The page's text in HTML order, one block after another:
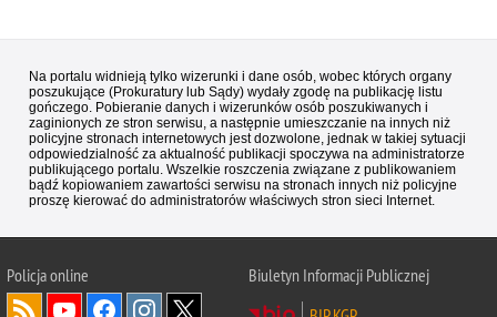
Na portalu widnieją tylko wizerunki i dane osób, wobec których organy
poszukujące (Prokuratury lub Sądy) wydały zgodę na publikację listu
gończego. Pobieranie danych i wizerunków osób poszukiwanych i
zaginionych ze stron serwisu, a następnie umieszczanie na innych niż
policyjne stronach internetowych jest dozwolone, jednak w takiej sytuacji
odpowiedzialność za aktualność publikacji spoczywa na administratorze
publikującego portalu. Wszelkie roszczenia związane z publikowaniem
bądź kopiowaniem zawartości serwisu na stronach innych niż policyjne
proszę kierować do administratorów właściwych stron sieci Internet.
Policjaonline
Biuletyn Informacji Publicznej